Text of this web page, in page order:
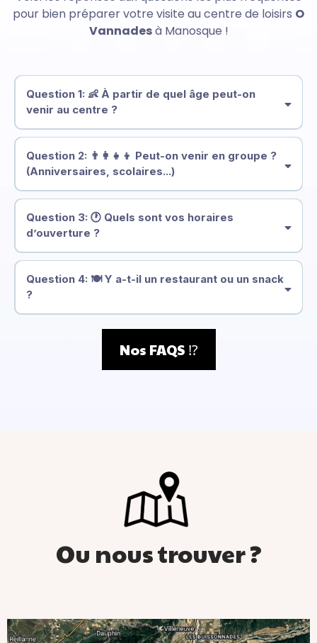
pour bien préparer votre visite au centre de loisirs O
Vannadesà Manosque !
Question 1: 👶 À partir de quel âge peut-on
venir au centre ?
dès 2 ans
6 ans et de savoir nager
Question 2: 👨‍👩‍👧‍👦 Peut-on venir en groupe ?
(Anniversaires, scolaires...)
groupes sur réservation
Question 3: 🕐 Quels sont vos horaires
d’ouverture ?
De 10h00 à 19h00
Fermé le lundi et mardi en basse saison (mai, juin)
Question 4: 🍽️Y a-t-il un restaurant ou un snack
?
Il Gusto
Nos FAQS ⁉️
Ou nous trouver ?